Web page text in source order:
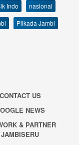
Indo
nasional
Pilkada Jambi
CONTACT US
NEWS
& PARTNER
JAMBISERU